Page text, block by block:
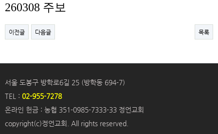
260308 주보
이전글 다음글 목록
서울 도봉구 방학로6길 25 (방학동 694-7)
TEL : 02-955-7278
온라인 헌금 : 농협 351-0985-7333-33 정언교회
copyright(c)정언교회. All rights reserved.